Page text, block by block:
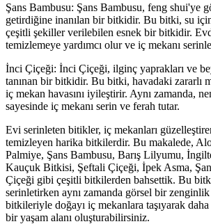
Şans Bambusu: Şans Bambusu, feng shui'ye
getirdiğine inanılan bir bitkidir. Bu bitki, su
çeşitli şekiller verilebilen esnek bir bitkidir.
temizlemeye yardımcı olur ve iç mekanı
İnci Çiçeği: İnci Çiçeği, ilginç yaprakları ve
tanınan bir bitkidir. Bu bitki, havadaki zararlı
iç mekan havasını iyileştirir. Aynı zamanda,
sayesinde iç mekanı serin ve ferah tutar.
Evi serinleten bitikler, iç mekanları
temizleyen harika bitkilerdir. Bu makalede,
Palmiye, Şans Bambusu, Barış Lilyumu,
Kauçuk Bitkisi, Şeftali Çiçeği, İpek Asma,
Çiçeği gibi çeşitli bitkilerden bahsettik. Bu
serinletirken aynı zamanda görsel bir
bitkileriyle doğayı iç mekanlara taşıyarak daha
bir yaşam alanı oluşturabilirsiniz.